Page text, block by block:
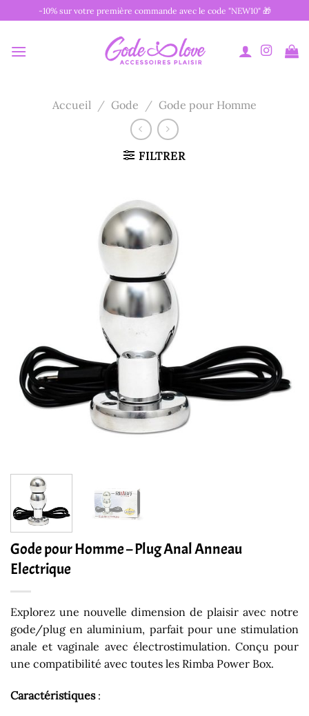
au
-10% sur votre première commande avec le code "NEW10" 🎁
Accueil / Gode / Gode pour Homme
FILTRER
Gode pour Homme – Plug Anal Anneau
Electrique
Explorez une nouvelle dimension de plaisir avec notre
gode/plug en aluminium, parfait pour une stimulation
anale et vaginale avec électrostimulation. Conçu pour
une compatibilité avec toutes les Rimba Power Box.
Caractéristiques: